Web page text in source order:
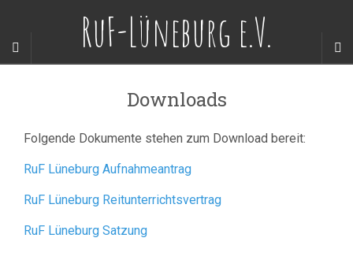
RuF-Lüneburg e.V.
Downloads
Folgende Dokumente stehen zum Download bereit:
RuF Lüneburg Aufnahmeantrag
RuF Lüneburg Reitunterrichtsvertrag
RuF Lüneburg Satzung